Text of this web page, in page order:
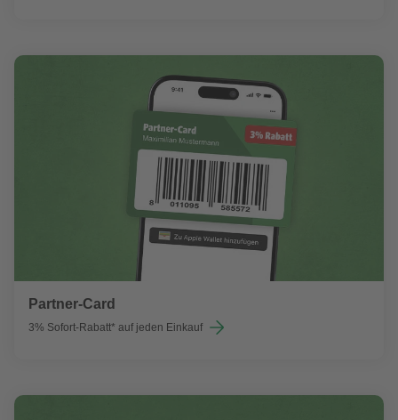
Partner-Card
3% Sofort-Rabatt* auf jeden Einkauf